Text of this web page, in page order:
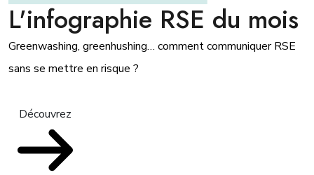
L'infographie RSE du mois
Greenwashing, greenhushing… comment communiquer RSE
sans se mettre en risque ?
Découvrez